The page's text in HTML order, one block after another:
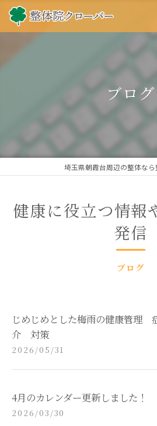
ブログ
埼玉県朝霞台周辺の整体な
健康に役立つ情報
発信
ブログ
じめじめとした梅雨の健康管理
介 対策
2026/05/31
4月のカレンダー更新しました！
2026/03/30